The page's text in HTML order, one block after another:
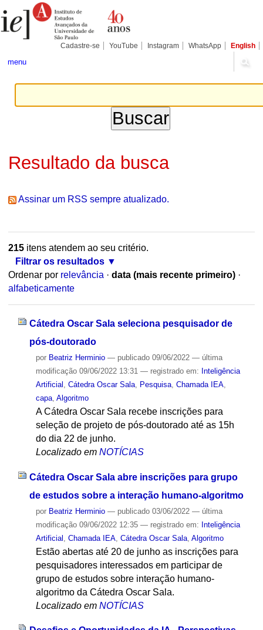
para
conteúdo.
Pessoais
Cadastre-se YouTube Instagram WhatsApp English
menu
Resultado da busca
Assinar um RSS sempre atualizado.
215itens atendem ao seu critério.
Filtrar os resultados
Ordenar por relevância · data (mais recente primeiro) ·
alfabeticamente
Cátedra Oscar Sala seleciona pesquisador de
pós-doutorado
por Beatriz Herminio — publicado09/06/2022 — última
modificação09/06/2022 13:31 — registrado em: Inteligência
Artificial
Cátedra Oscar Sala, Pesquisa, Chamada IEA,
capa, Algoritmo
A Cátedra Oscar Sala recebe inscrições para
seleção de projeto de pós-doutorado até as 15h
do dia 22 de junho.
Localizado em NOTÍCIAS
Cátedra Oscar Sala abre inscrições para grupo
de estudos sobre a interação humano-algoritmo
por Beatriz Herminio — publicado03/06/2022 — última
modificação09/06/2022 12:35 — registrado em: Inteligência
Artificial Chamada IEA, Cátedra Oscar Sala, Algoritmo
Estão abertas até 20 de junho as inscrições para
pesquisadores interessados em participar de
grupo de estudos sobre interação humano-
algoritmo da Cátedra Oscar Sala.
Localizado em NOTÍCIAS